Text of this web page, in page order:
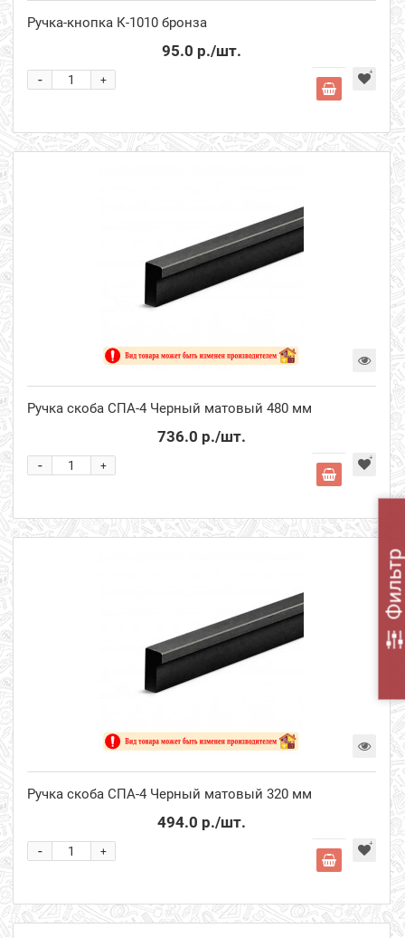
Ручка-кнопка К-1010 бронза
95.0 р./шт.
+
-
Ручка скоба СПА-4 Черный матовый 480 мм
736.0 р./шт.
+
-
Ручка скоба СПА-4 Черный матовый 320 мм
494.0 р./шт.
+
-